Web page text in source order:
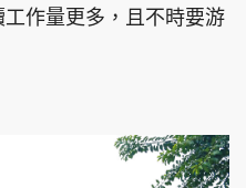
作量更多，且不時要游